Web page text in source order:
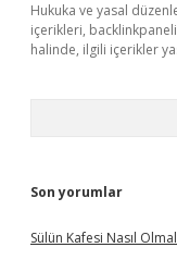
Hukuka ve yasal
içerikleri,
halinde, ilgili içerikler
Son yorumlar
Sülün Kafesi Nasıl